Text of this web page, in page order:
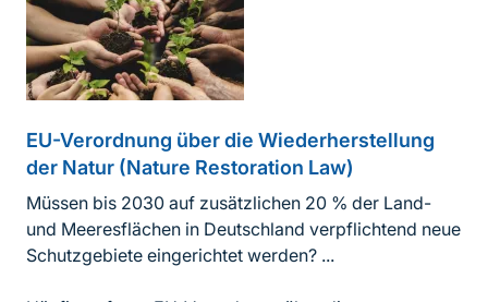
EU-Verordnung über die Wiederherstellung
der Natur (Nature Restoration Law)
Müssen bis 2030 auf zusätzlichen 20 % der Land-
und Meeresflächen in Deutschland verpflichtend neue
Schutzgebiete eingerichtet werden? ...